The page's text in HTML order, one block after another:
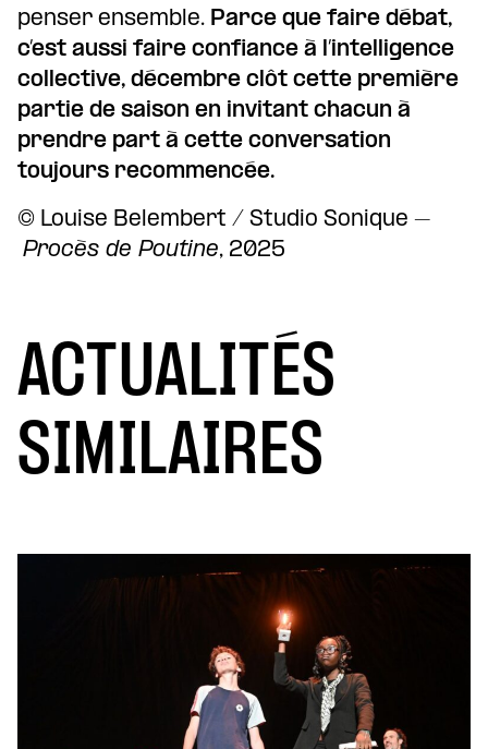
penser ensemble. Parce que faire débat,
c’est aussi faire confiance à l’intelligence
collective, décembre clôt cette première
partie de saison en invitant chacun à
prendre part à cette conversation
toujours recommencée.
© Louise Belembert / Studio Sonique –
Procès de Poutine, 2025
ACTUALITÉS
SIMILAIRES